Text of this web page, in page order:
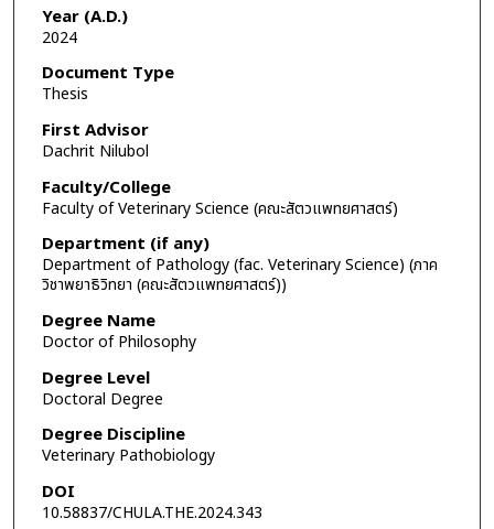
Year (A.D.)
2024
Document Type
Thesis
First Advisor
Dachrit Nilubol
Faculty/College
Faculty of Veterinary Science (คณะสัตวแพทยศาสตร์)
Department (if any)
Department of Pathology (fac. Veterinary Science) (ภาค
วิชาพยาธิวิทยา (คณะสัตวแพทยศาสตร์))
Degree Name
Doctor of Philosophy
Degree Level
Doctoral Degree
Degree Discipline
Veterinary Pathobiology
DOI
10.58837/CHULA.THE.2024.343